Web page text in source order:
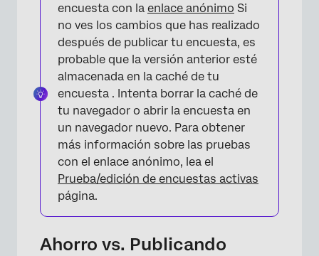
encuesta con la enlace anónimo Si
no ves los cambios que has realizado
después de publicar tu encuesta, es
probable que la versión anterior esté
almacenada en la caché de tu
encuesta . Intenta borrar la caché de
tu navegador o abrir la encuesta en
un navegador nuevo. Para obtener
más información sobre las pruebas
con el enlace anónimo, lea el
Prueba/edición de encuestas activas
página.
Ahorro vs. Publicando